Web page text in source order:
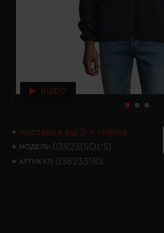
ВІДЕО
поставка від 2-х тижнів
МОДЕЛЬ: 03823(SOL’S)
АРТИКУЛ: 03823318S